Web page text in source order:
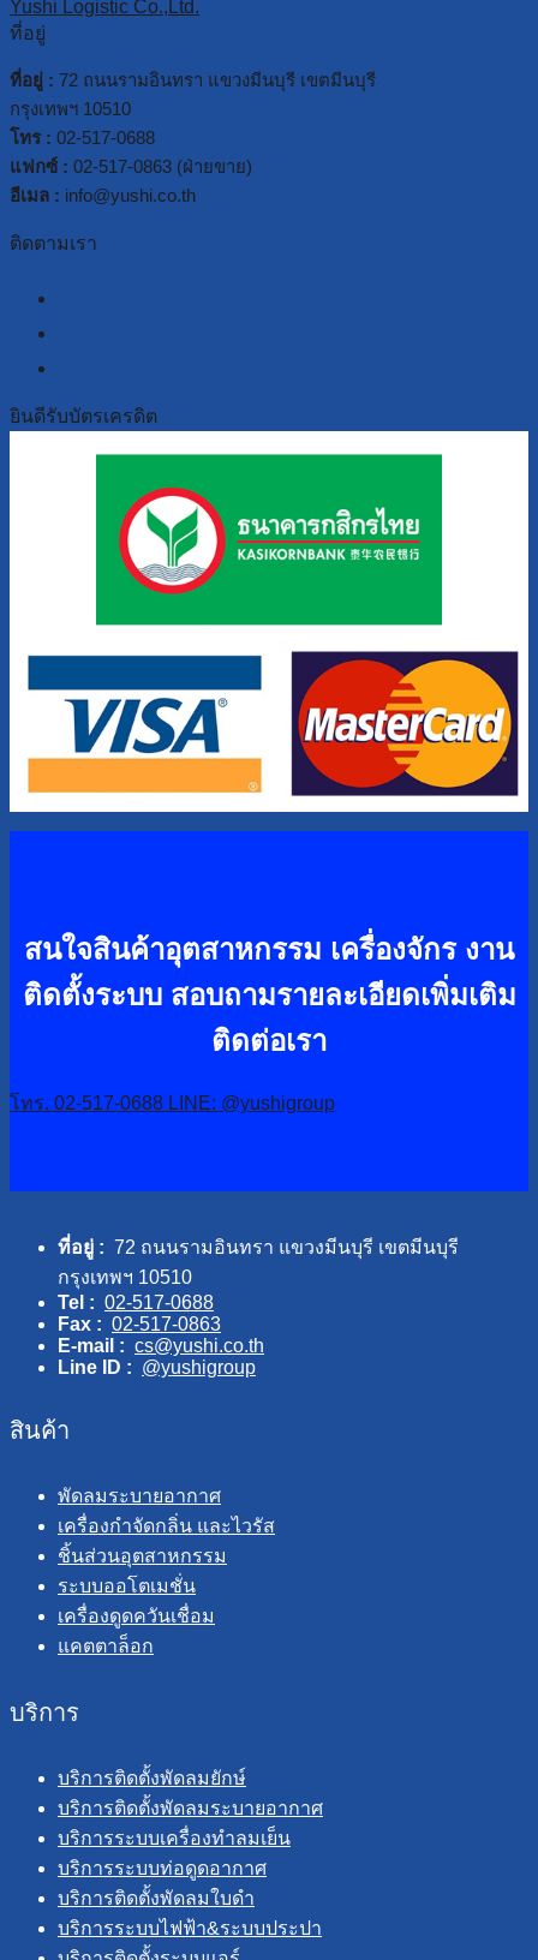
Yushi Logistic Co.,Ltd.
ที่อยู่
ที่อยู่ : 72 ถนนรามอินทรา แขวงมีนบุรี เขตมีนบุรี
กรุงเทพฯ 10510
โทร : 02-517-0688
แฟกซ์ : 02-517-0863 (ฝ่ายขาย)
อีเมล : info@yushi.co.th
ติดตามเรา
ยินดีรับบัตรเครดิต
สนใจสินค้าอุตสาหกรรม เครื่องจักร งาน
ติดตั้งระบบ สอบถามรายละเอียดเพิ่มเติม
ติดต่อเรา
โทร. 02-517-0688 LINE: @yushigroup
ที่อยู่ : 72 ถนนรามอินทรา แขวงมีนบุรี เขตมีนบุรี
กรุงเทพฯ 10510
Tel : 02-517-0688
Fax : 02-517-0863
E-mail : cs@yushi.co.th
Line ID : @yushigroup
สินค้า
พัดลมระบายอากาศ
เครื่องกำจัดกลิ่น และไวรัส
ชิ้นส่วนอุตสาหกรรม
ระบบออโตเมชั่น
เครื่องดูดควันเชื่อม
แคตตาล็อก
บริการ
บริการติดตั้งพัดลมยักษ์
บริการติดตั้งพัดลมระบายอากาศ
บริการระบบเครื่องทำลมเย็น
บริการระบบท่อดูดอากาศ
บริการติดตั้งพัดลมใบดำ
บริการระบบไฟฟ้า&ระบบประปา